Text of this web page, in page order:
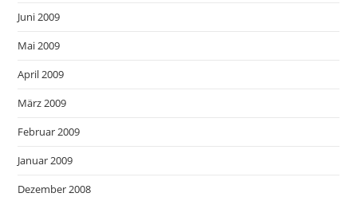
Juni 2009
Mai 2009
April 2009
März 2009
Februar 2009
Januar 2009
Dezember 2008